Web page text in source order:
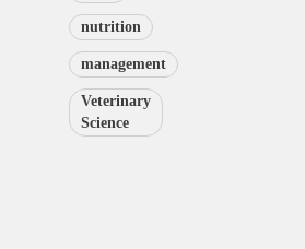
nutrition
management
Veterinary
Science